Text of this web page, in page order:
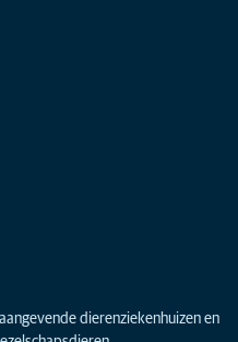
dierenziekenhuizen en